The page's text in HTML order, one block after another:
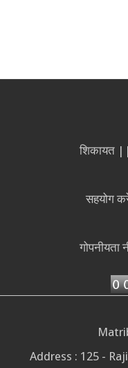
शिकायत ||
सहयोग
गोपनीयता
Address : 125 -